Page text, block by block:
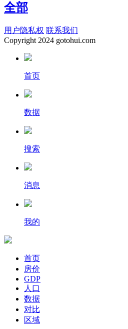
全部
用户隐私权 联系我们
Copyright 2024 gotohui.com
首页
数据
搜索
消息
我的
首页
房价
GDP
人口
数据
对比
区域